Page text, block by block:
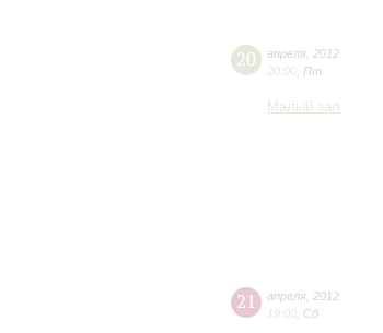
20 апреля 2012
20:00 Пт
Малый зал
21 апреля 2012
19:00 Сб